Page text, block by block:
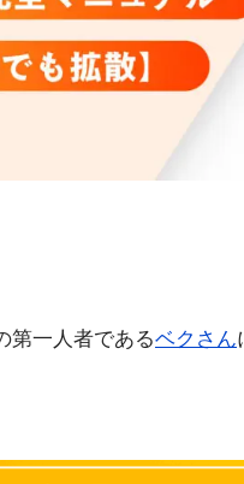
第一人者であるベクさん